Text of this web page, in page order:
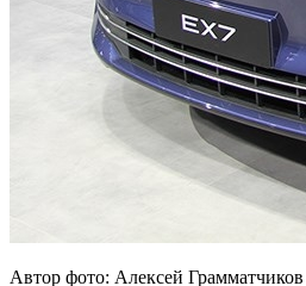
Автор фото: Алексей Грамматчиков